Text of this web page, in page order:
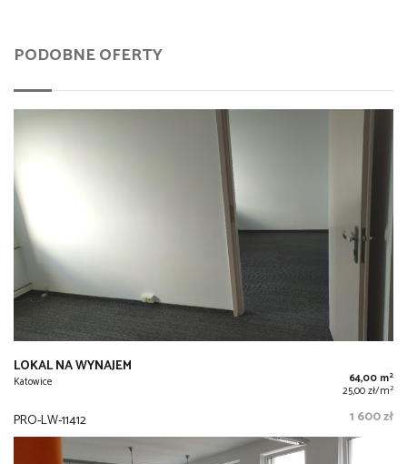
PODOBNE OFERTY
LOKAL NA WYNAJEM
Katowice 64,00 m2
25,00 zł/m2
PRO-LW-11412 1 600 zł